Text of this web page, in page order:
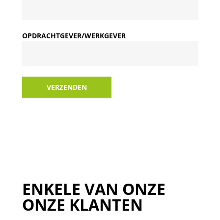
OPDRACHTGEVER/WERKGEVER
VERZENDEN
ENKELE VAN ONZE
ONZE KLANTEN